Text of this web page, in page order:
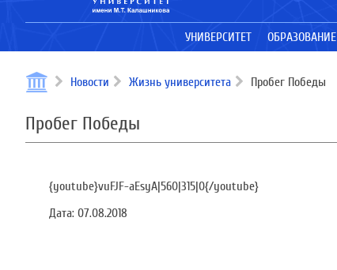
УНИВЕРСИТЕТ ОБРАЗОВАНИЕ
Новости Жизнь университета Пробег Победы
Пробег Победы
{youtube}vuFJF-aEsyA|560|315|0{/youtube}
Дата: 07.08.2018